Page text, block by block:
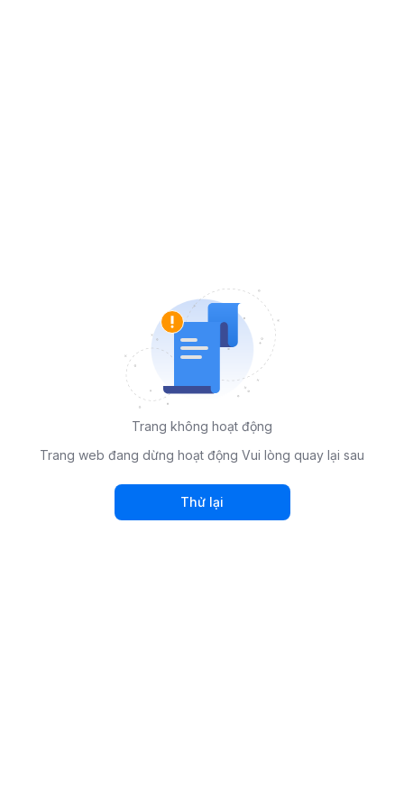
Trang không hoạt động
Trang web đang dừng hoạt động Vui lòng quay lại sau
Thử lại